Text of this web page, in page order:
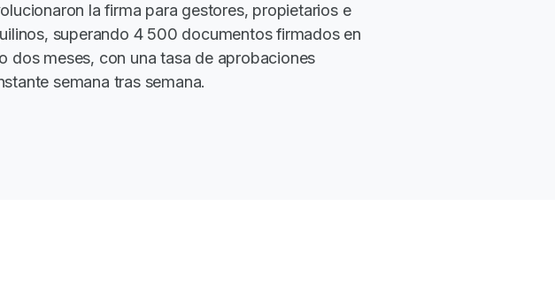
la firma para gestores, propietarios e
superando 4 500 documentos firmados en
dos meses, con una tasa de aprobaciones
semana tras semana.